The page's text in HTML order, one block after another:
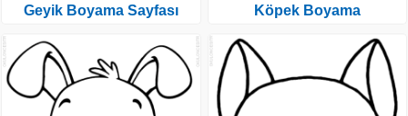
Geyik Boyama Sayfası Köpek Boyama